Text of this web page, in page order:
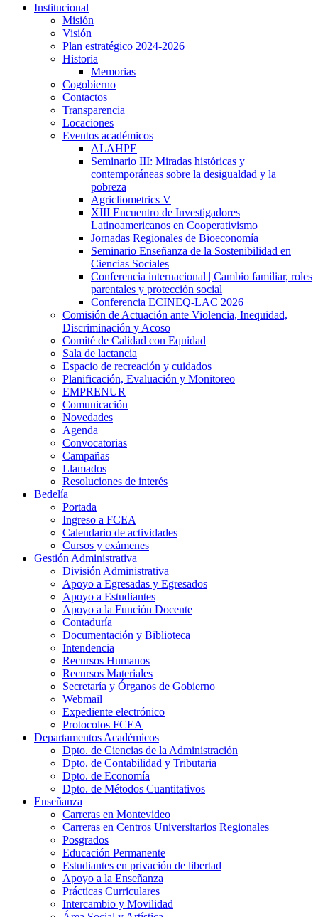
Institucional
Misión
Visión
Plan estratégico 2024-2026
Historia
Memorias
Cogobierno
Contactos
Transparencia
Locaciones
Eventos académicos
ALAHPE
Seminario III: Miradas históricas y
contemporáneas sobre la desigualdad y la
pobreza
Agricliometrics V
XIII Encuentro de Investigadores
Latinoamericanos en Cooperativismo
Jornadas Regionales de Bioeconomía
Seminario Enseñanza de la Sostenibilidad en
Ciencias Sociales
Conferencia internacional | Cambio familiar, roles
parentales y protección social
Conferencia ECINEQ-LAC 2026
Comisión de Actuación ante Violencia, Inequidad,
Discriminación y Acoso
Comité de Calidad con Equidad
Sala de lactancia
Espacio de recreación y cuidados
Planificación, Evaluación y Monitoreo
EMPRENUR
Comunicación
Novedades
Agenda
Convocatorias
Campañas
Llamados
Resoluciones de interés
Bedelía
Portada
Ingreso a FCEA
Calendario de actividades
Cursos y exámenes
Gestión Administrativa
División Administrativa
Apoyo a Egresadas y Egresados
Apoyo a Estudiantes
Apoyo a la Función Docente
Contaduría
Documentación y Biblioteca
Intendencia
Recursos Humanos
Recursos Materiales
Secretaría y Órganos de Gobierno
Webmail
Expediente electrónico
Protocolos FCEA
Departamentos Académicos
Dpto. de Ciencias de la Administración
Dpto. de Contabilidad y Tributaria
Dpto. de Economía
Dpto. de Métodos Cuantitativos
Enseñanza
Carreras en Montevideo
Carreras en Centros Universitarios Regionales
Posgrados
Educación Permanente
Estudiantes en privación de libertad
Apoyo a la Enseñanza
Prácticas Curriculares
Intercambio y Movilidad